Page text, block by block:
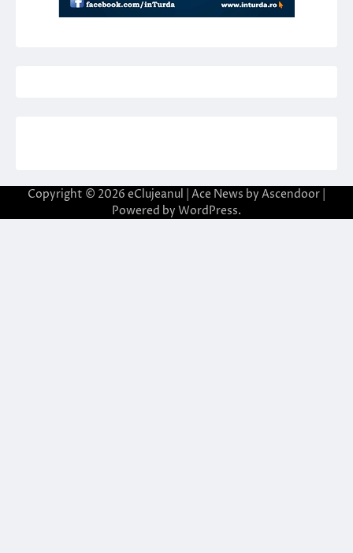
Copyright © 2026 eClujeanul | Ace News by Ascendoor
Powered by WordPress.